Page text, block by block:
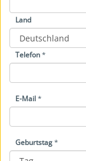
Land
Telefon*
E-Mail*
Geburtstag*
Year